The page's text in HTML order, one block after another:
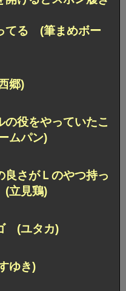
てる (筆まめボー
郷)
の役をやっていたこ
ムパン)
良さがＬのやつ持っ
(立見鶏)
(ユタカ)
ゆき)